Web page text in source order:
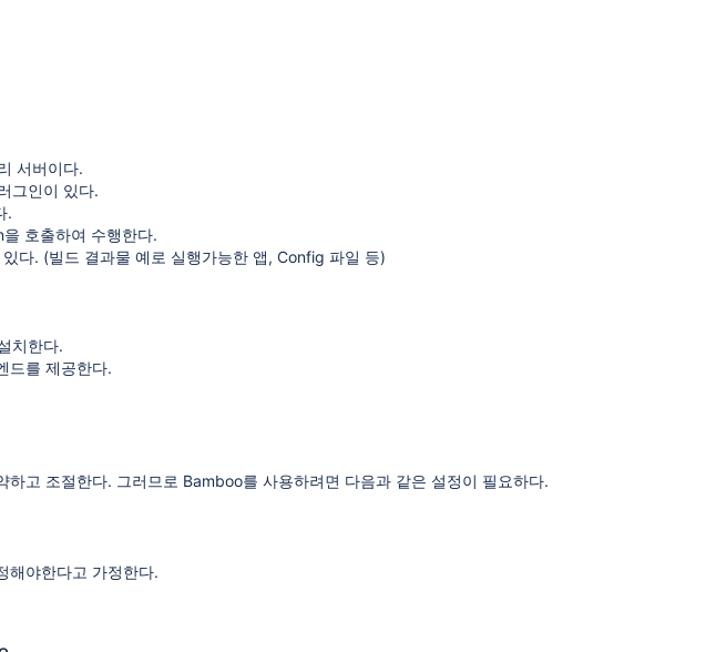
서버이다.
그인이 있다.
.
호출하여 수행한다.
다. (빌드 결과물 예로 실행가능한 앱, Config 파일 등)
치한다.
드를 제공한다.
고 조절한다. 그러므로 Bamboo를 사용하려면 다음과 같은 설정이 필요하다.
해야한다고 가정한다.